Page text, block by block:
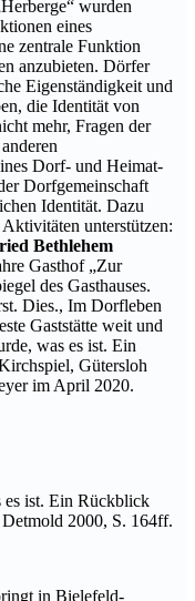
wurden
eines
zentrale Funktion
anzubieten. Dörfer
Eigenständigkeit und
die Identität von
mehr, Fragen der
Dorf- und Heimat-
Dorfgemeinschaft
Identität. Dazu
unterstützen:
Bethlehem
Gasthof „Zur
des Gasthauses.
Dies., Im Dorfleben
Gaststätte weit und
was es ist. Ein
Gütersloh
im April 2020.
es ist. Ein Rückblick
2000, S. 164ff.
in Bielefeld-